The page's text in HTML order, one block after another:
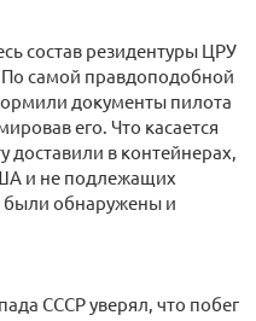
состав резидентуры ЦРУ
самой правдоподобной
документы пилота
его. Что касается
доставили в контейнерах,
и не подлежащих
обнаружены и
СССР уверял, что побег